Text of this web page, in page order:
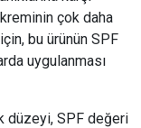
çok daha
bu ürünün SPF
uygulanması
düzeyi, SPF değeri